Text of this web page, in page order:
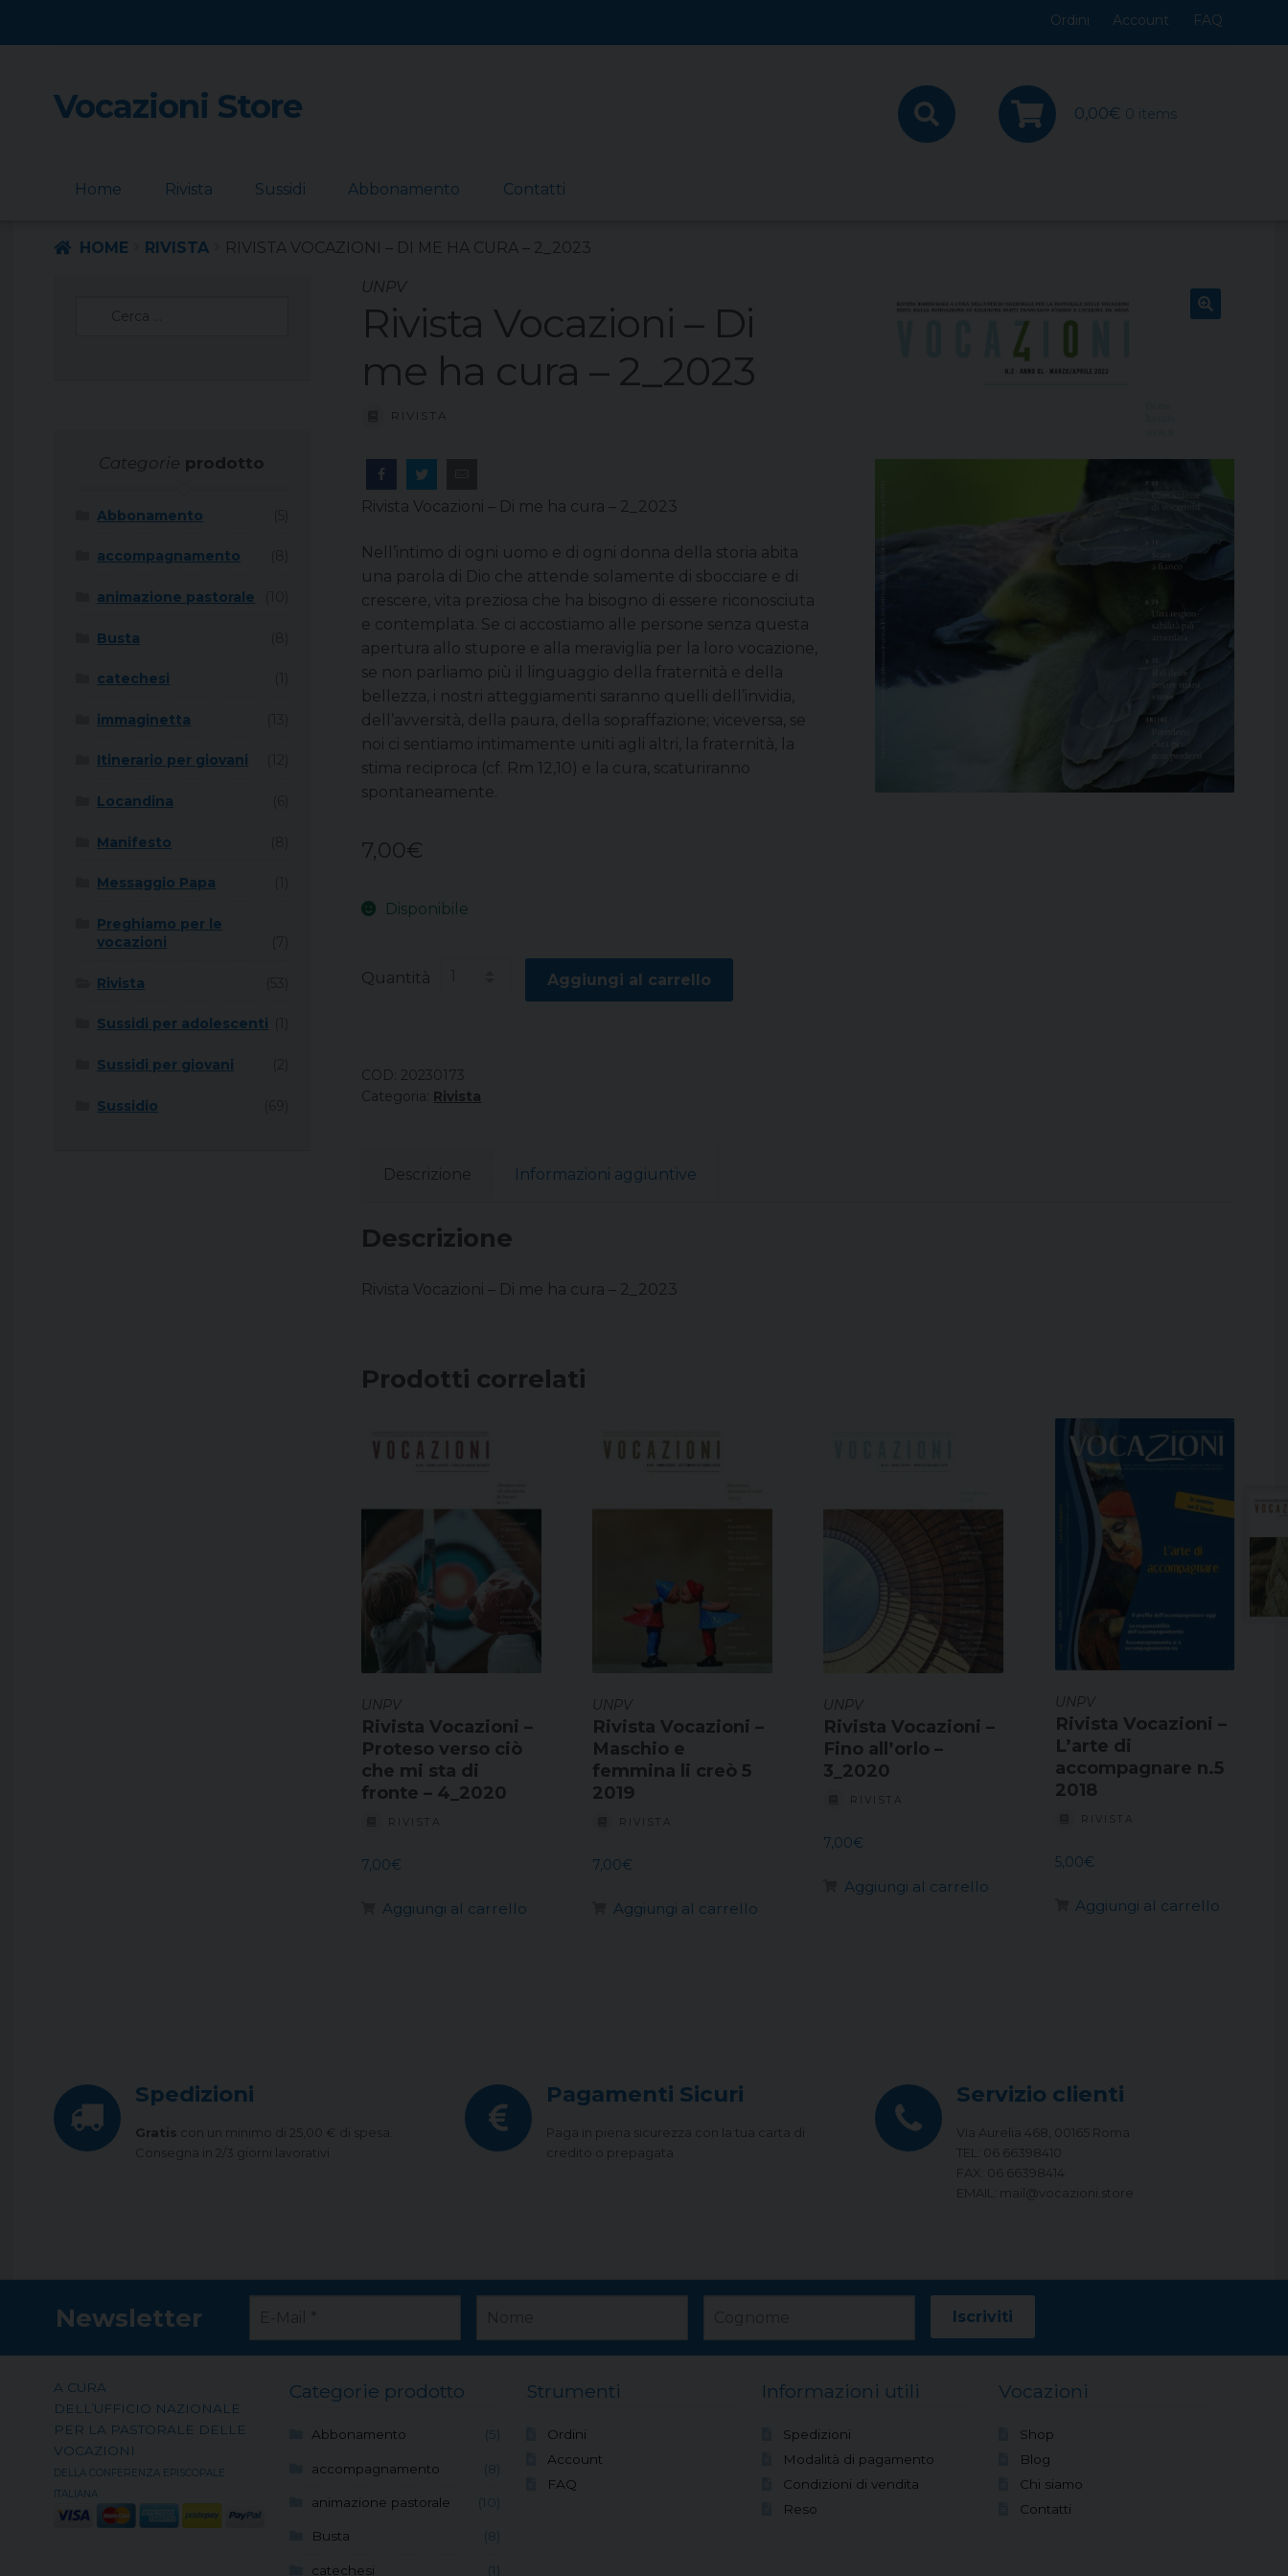
Ordini Account FAQ
Skip
to
Skip
to
Vocazioni Store 0,00€ 0 items
Home Rivista Sussidi Abbonamento Contatti
HOME RIVISTA RIVISTA VOCAZIONI – DI ME HA CURA – 2_2023
UNPV
Rivista Vocazioni – Di
me ha cura – 2_2023
RIVISTA
Rivista Vocazioni – Di me ha cura – 2_2023
Nell’intimo di ogni uomo e di ogni donna della storia abita
una parola di Dio che attende solamente di sbocciare e di
crescere, vita preziosa che ha bisogno di essere riconosciuta
e contemplata. Se ci accostiamo alle persone senza questa
apertura allo stupore e alla meraviglia per la loro vocazione,
se non parliamo più il linguaggio della fraternità e della
bellezza, i nostri atteggiamenti saranno quelli dell’invidia,
dell’avversità, della paura, della sopraffazione; viceversa, se
noi ci sentiamo intimamente uniti agli altri, la fraternità, la
stima reciproca (cf. Rm 12,10) e la cura, scaturiranno
spontaneamente.
7,00€
Disponibile
Quantità Aggiungi al carrello
COD: 20230173
Categoria: Rivista
Descrizione Informazioni aggiuntive
Descrizione
Rivista Vocazioni – Di me ha cura – 2_2023
Prodotti correlati
UNPV
Rivista Vocazioni –
Proteso verso ciò
che mi sta di
fronte – 4_2020
RIVISTA
7,00€
Aggiungi al carrello
UNPV
Rivista Vocazioni –
Maschio e
femmina li creò 5
2019
RIVISTA
7,00€
Aggiungi al carrello
UNPV
Rivista Vocazioni –
Fino all’orlo –
3_2020
RIVISTA
7,00€
Aggiungi al carrello
UNPV
Rivista Vocazioni –
L’arte di
accompagnare n.5
2018
RIVISTA
5,00€
Aggiungi al carrello
Categorie prodotto
Abbonamento
accompagnamento
animazione pastorale
Busta
catechesi
immaginetta
Itinerario per giovani
Locandina
Manifesto
Messaggio Papa
Preghiamo per le
vocazioni
Rivista
Sussidi per adolescenti
Sussidi per giovani
Sussidio
Spedizioni
Gratis con un minimo di 25,00 € di spesa.
Consegna in 2/3 giorni lavorativi
Pagamenti Sicuri
Paga in piena sicurezza con la tua carta di
credito o prepagata
Servizio clienti
Via Aurelia 468, 00165 Roma
TEL: 06 66398410
FAX: 06 66398414
EMAIL: mail@vocazioni.store
Newsletter
A CURA
DELL’UFFICIO NAZIONALE
PER LA PASTORALE DELLE
VOCAZIONI
DELLA CONFERENZA EPISCOPALE
ITALIANA
Categorie prodotto
Abbonamento (5)
accompagnamento (8)
animazione pastorale (10)
Busta (8)
catechesi (1)
Strumenti
Ordini
Account
FAQ
Informazioni utili
Spedizioni
Modalità di pagamento
Condizioni di vendita
Reso
Vocazioni
Shop
Blog
Chi siamo
Contatti